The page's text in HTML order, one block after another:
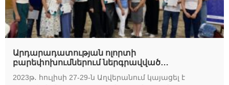
Արդարադատության ոլորտի
բարեփոխումներում ներգրավված
զարգացման դասընթաց
2023թ․ հուլիսի 27-29-ն Աղվերանում կայացել է